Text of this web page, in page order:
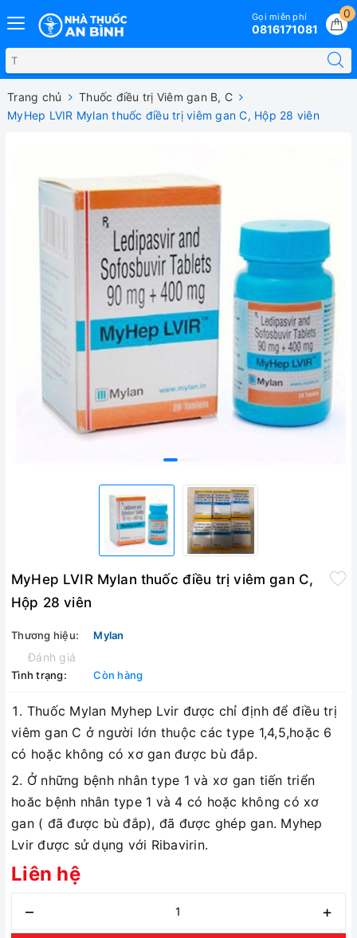
0
Gọi miễn phí
0816171081
Trang chủ
Thuốc điều trị Viêm gan B, C
MyHep LVIR Mylan thuốc điều trị viêm gan C, Hộp 28 viên
MyHep LVIR Mylan thuốc điều trị viêm gan C,
Hộp 28 viên
Thương hiệu: Mylan
Đánh giá
Tình trạng: Còn hàng
Thuốc Mylan Myhep Lvir được chỉ định để điều trị
viêm gan C ở người lớn thuộc các type 1,4,5,hoặc 6
có hoặc không có xơ gan được bù đắp.
Ở những bệnh nhân type 1 và xơ gan tiến triển
hoăc bệnh nhân type 1 và 4 có hoặc không có xơ
gan ( đã được bù đắp), đã được ghép gan. Myhep
Lvir được sử dụng với Ribavirin.
Liên hệ
– +